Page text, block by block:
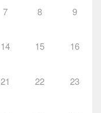
7 8 9
14 15 16
21 22 23